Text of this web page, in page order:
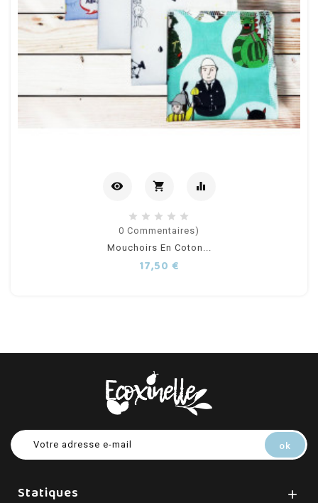
visibility shopping_cart
Ajouter
au
equalizer
0 Commentaires)
Mouchoirs En Coton...
17,50 €
Statiques 